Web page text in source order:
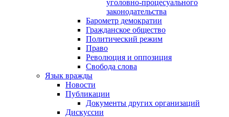
уголовно-процесуального
законодательства
Барометр демократии
Гражданское общество
Политический режим
Право
Революция и оппозиция
Свобода слова
Язык вражды
Новости
Публикации
Документы других организаций
Дискуссии